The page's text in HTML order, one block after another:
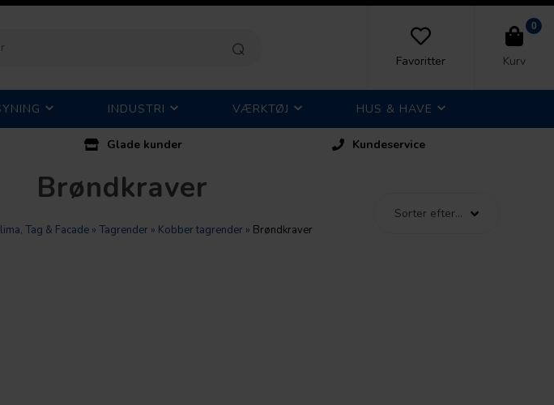
Favoritter
0
Kurv
INDUSTRI VÆRKTØJ HUS & HAVE
Glade kunder Kundeservice
Brøndkraver
Tag & Facade »Tagrender » Kobber tagrender » Brøndkraver